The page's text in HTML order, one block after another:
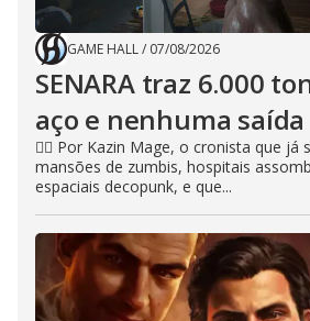
GAME HALL/ 07/08/2026
SENARA traz 6.000
aço e nenhuma saída
🧙‍♂️ Por Kazin Mage, o cronista que já
mansões de zumbis, hospitais
espaciais decopunk, e que...